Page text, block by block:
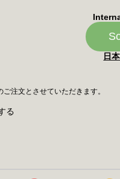
日
注文とさせていただきます。
る